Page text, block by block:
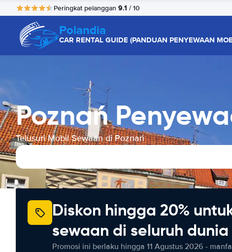
Peringkat pelanggan 9.1 / 10
Polandia
CAR RENTAL GUIDE (PANDUAN PENYEWAAN
Poznań
Telusuri Mobil Sewaan di Poznań
Diskon hingga 20%
sewaan di seluruh dunia
Promosi ini berlaku hingga 11 Agustus 2026 -